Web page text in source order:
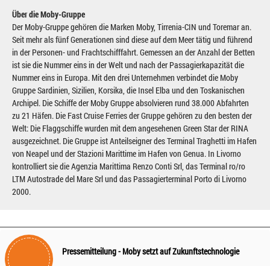
Über die Moby-Gruppe
Der Moby-Gruppe gehören die Marken Moby, Tirrenia-CIN und Toremar an.
Seit mehr als fünf Generationen sind diese auf dem Meer tätig und führend
in der Personen- und Frachtschifffahrt. Gemessen an der Anzahl der Betten
ist sie die Nummer eins in der Welt und nach der Passagierkapazität die
Nummer eins in Europa. Mit den drei Unternehmen verbindet die Moby
Gruppe Sardinien, Sizilien, Korsika, die Insel Elba und den Toskanischen
Archipel. Die Schiffe der Moby Gruppe absolvieren rund 38.000 Abfahrten
zu 21 Häfen. Die Fast Cruise Ferries der Gruppe gehören zu den besten der
Welt: Die Flaggschiffe wurden mit dem angesehenen Green Star der RINA
ausgezeichnet. Die Gruppe ist Anteilseigner des Terminal Traghetti im Hafen
von Neapel und der Stazioni Marittime im Hafen von Genua. In Livorno
kontrolliert sie die Agenzia Marittima Renzo Conti Srl, das Terminal ro/ro
LTM Autostrade del Mare Srl und das Passagierterminal Porto di Livorno
2000.
Pressemitteilung - Moby setzt auf Zukunftstechnologie